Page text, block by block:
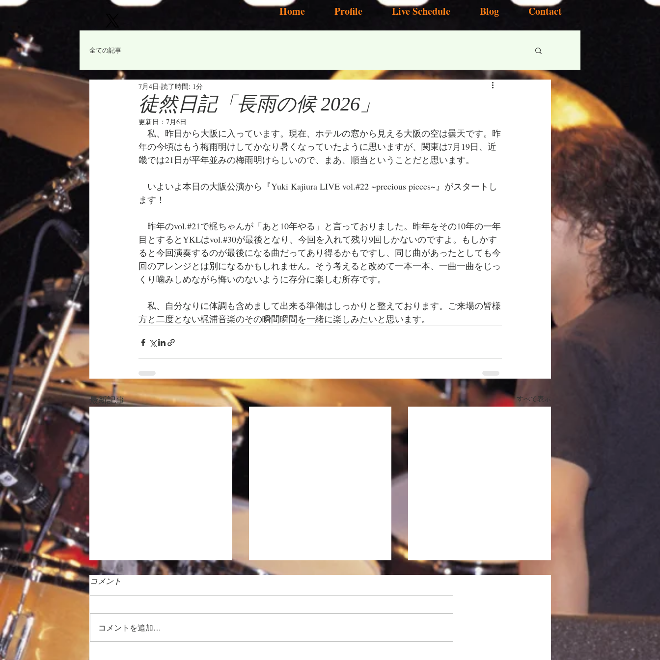
Home Profile Live Schedule Blog Contact
全ての記事
徒然日記「長雨の候 2026」
7月4日 読了時間: 1分
更新日： 7月6日
私、昨日から大阪に入っています。現在、ホテルの窓から見える大阪の空は曇天です。昨
年の今頃はもう梅雨明けしてかなり暑くなっていたように思いますが、関東は7月19日、近
畿では21日が平年並みの梅雨明けらしいので、まあ、順当ということだと思います。
いよいよ本日の大阪公演から 『Yuki Kajiura LIVE vol.#22 ~precious pieces~』がスタートし
ます！
昨年のvol.#21で梶ちゃんが「あと10年やる」と言っておりました。昨年をその10年の一年
目とするとYKLはvol.#30が最後となり、今回を入れて残り9回しかないのですよ。もしかす
ると今回演奏するのが最後になる曲だってあり得るかもですし、同じ曲があったとしても今
回のアレンジとは別になるかもしれません。そう考えると改めて一本一本、一曲一曲をじっ
くり噛みしめながら悔いのないように存分に楽しむ所存です。
私、自分なりに体調も含めまして出来る準備はしっかりと整えております。ご来場の皆様
方と二度とない梶浦音楽のその瞬間瞬間を一緒に楽しみたいと思います。
最新記事 すべて表示
コメント
コメントを追加…